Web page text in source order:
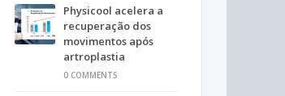
Physicool acelera a
recuperação dos
movimentos após
artroplastia
0 COMMENTS